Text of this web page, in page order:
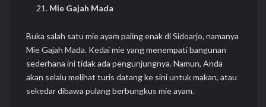
Mie Gajah Mada
Buka salah satu mie ayam paling enak di Sidoarjo, namanya
Mie Gajah Mada. Kedai mie yang menempati bangunan
sederhana ini tidak ada pengunjungnya. Namun, Anda
akan selalu melihat turis datang ke sini untuk makan, atau
sekedar dibawa pulang berbungkus mie ayam.